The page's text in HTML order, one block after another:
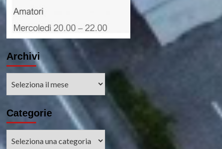
Archivi
Categorie